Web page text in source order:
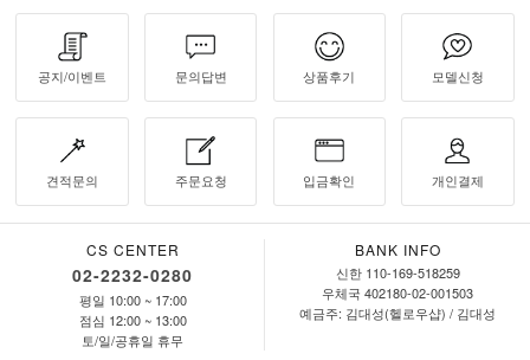
공지/이벤트 문의답변 상품후기 모델신청
견적문의 주문요청 입금확인 개인결제
CS CENTER
02-2232-0280
평일 10:00 ~ 17:00
점심 12:00 ~ 13:00
토/일/공휴일 휴무
BANK INFO
신한 110-169-518259
우체국 402180-02-001503
예금주: 김대성(헬로우샵) / 김대성